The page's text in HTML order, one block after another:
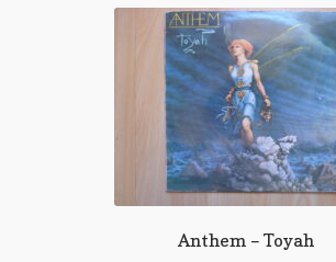
Anthem – Toyah